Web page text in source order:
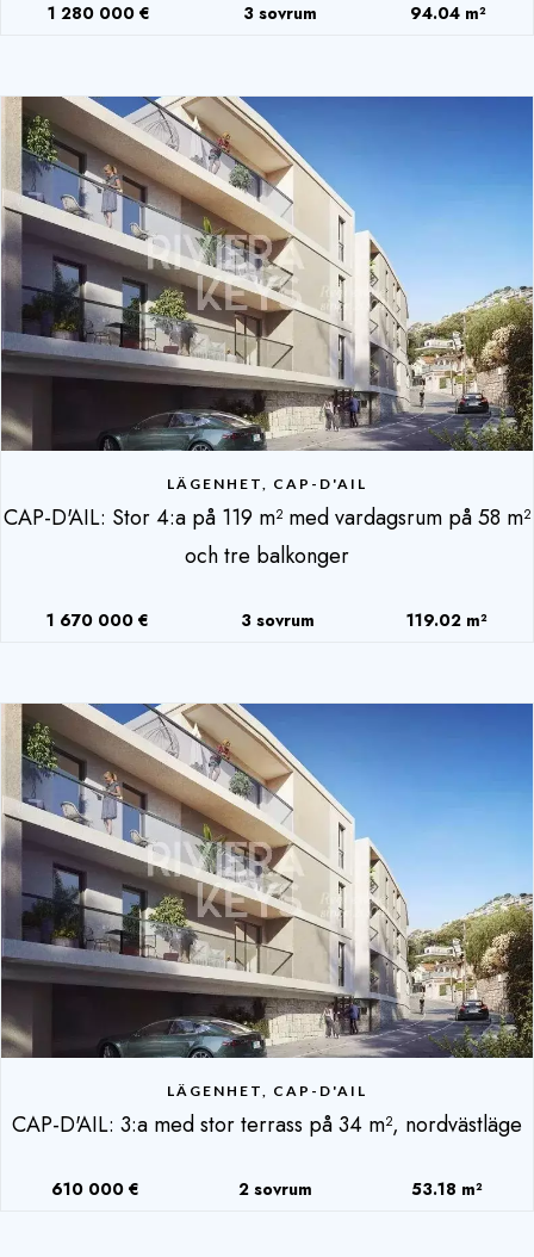
1 280 000 € 3 sovrum 94.04 m²
LÄGENHET, CAP-D'AIL
CAP-D'AIL: Stor 4:a på 119 m² med vardagsrum på 58 m²
och tre balkonger
1 670 000 € 3 sovrum 119.02 m²
LÄGENHET, CAP-D'AIL
CAP-D'AIL: 3:a med stor terrass på 34 m², nordvästläge
610 000 € 2 sovrum 53.18 m²